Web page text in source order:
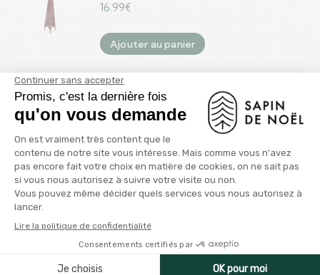
16.99€
Ajouter au panier
Sapin de Noël Tour Doré Métal
Plastique (Ø 28 x 127 cm)
13.99€
Ajouter au panier
Sapin de Noël DKD Home Decor
Rouge Vert Naturel PVC 35 x 35 x 70
34.99€